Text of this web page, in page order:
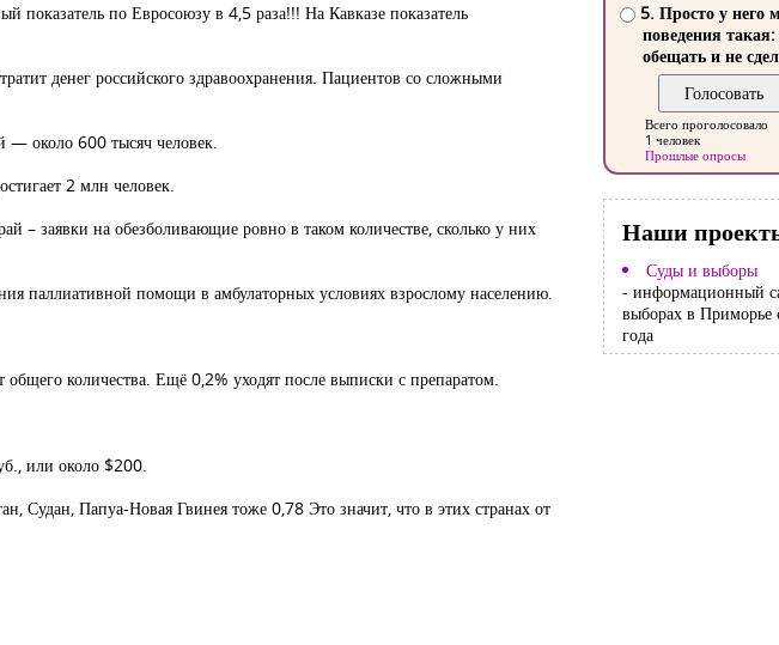
показатель по Евросоюзу в 4,5 раза!!! На Кавказе показатель
денег российского здравоохранения. Пациентов со сложными
— около 600 тысяч человек.
2 млн человек.
– заявки на обезболивающие ровно в таком количестве, сколько у них
паллиативной помощи в амбулаторных условиях взрослому населению.
количества. Ещё 0,2% уходят после выписки с препаратом.
или около $200.
Судан, Папуа-Новая Гвинея тоже 0,78 Это значит, что в этих странах от
5. Просто у него
поведения такая:
обещать и не
Всего проголосовало
1 человек
Прошлые опросы
Наши
Суды и выборы
- информационный
выборах в Приморье
года